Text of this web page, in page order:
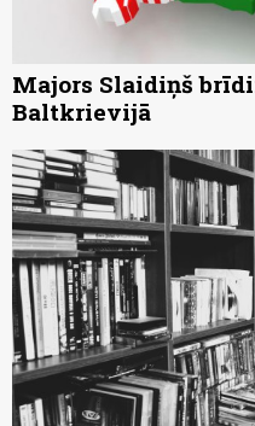
Majors Slaidiņš
Baltkrievijā